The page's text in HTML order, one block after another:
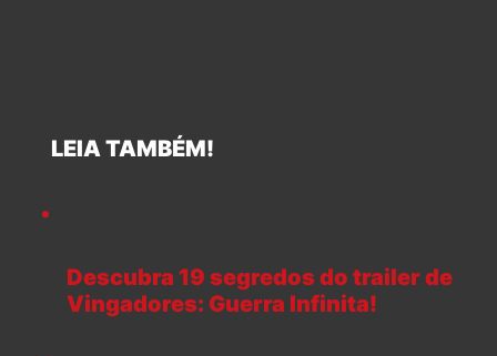
LEIA TAMBÉM!
Descubra 19 segredos do trailer de
Vingadores: Guerra Infinita!